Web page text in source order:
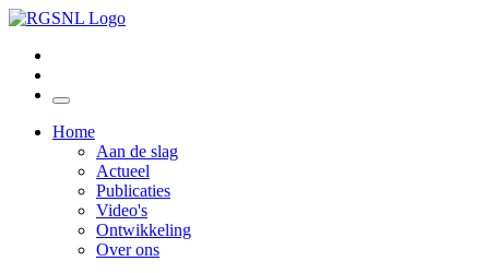
Home
Aan de slag
Actueel
Publicaties
Video's
Ontwikkeling
Over ons